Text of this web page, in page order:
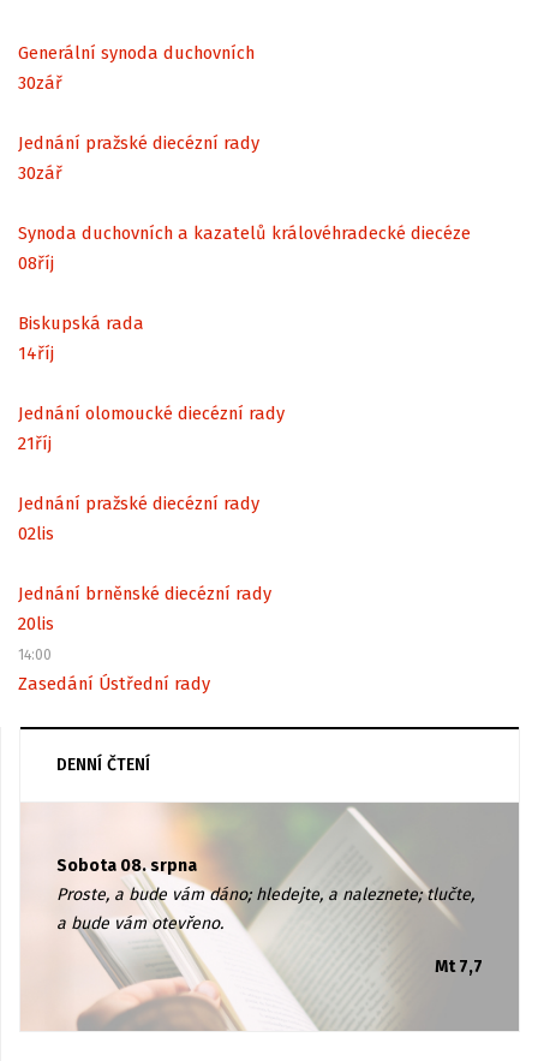
Generální synoda duchovních
30zář
Jednání pražské diecézní rady
30zář
Synoda duchovních a kazatelů královéhradecké diecéze
08říj
Biskupská rada
14říj
Jednání olomoucké diecézní rady
21říj
Jednání pražské diecézní rady
02lis
Jednání brněnské diecézní rady
20lis
14:00
Zasedání Ústřední rady
DENNÍ ČTENÍ
Sobota 08. srpna
Proste, a bude vám dáno; hledejte, a naleznete; tlučte,
a bude vám otevřeno.
Mt 7,7